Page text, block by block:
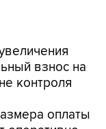
контроля
оплаты
установлению